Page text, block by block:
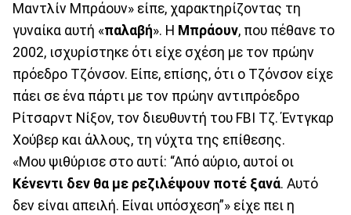
Μαντλίν Μπράουν» είπε, χαρακτηρίζοντας τη
γυναίκα αυτή «παλαβή». Η Μπράουν, που πέθανε το
2002, ισχυρίστηκε ότι είχε σχέση με τον πρώην
πρόεδρο Τζόνσον. Είπε, επίσης, ότι ο Τζόνσον είχε
πάει σε ένα πάρτι με τον πρώην αντιπρόεδρο
Ρίτσαρντ Νίξον, τον διευθυντή του FBI Τζ. Έντγκαρ
Χούβερ και άλλους, τη νύχτα της επίθεσης.
«Μου ψιθύρισε στο αυτί: “Από αύριο, αυτοί οι
Κένεντι δεν θα με ρεζιλέψουν ποτέ ξανά. Αυτό
δεν είναι απειλή. Είναι υπόσχεση”» είχε πει η